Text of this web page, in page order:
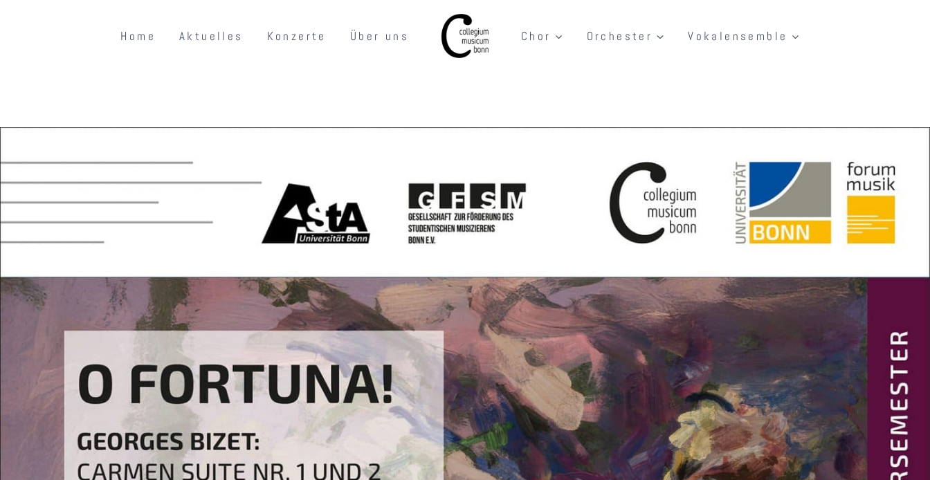
Home Aktuelles Konzerte Über uns Chor Orchester Vokalensemble